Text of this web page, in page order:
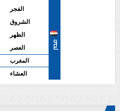
مصر
الفجر
الشروق
الظهر
العصر
المغرب
العشاء